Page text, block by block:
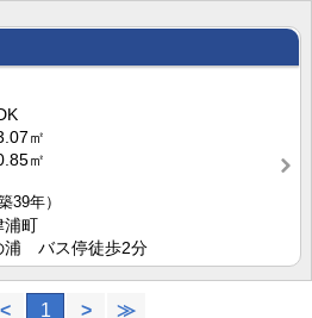
㎡
㎡
築39年）
浦町
浦 バス停徒歩2分
< 1 > ≫